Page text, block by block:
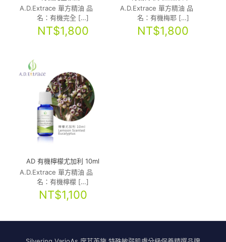
A.D.Extrace 單方精油 品
名：有機完全 […]
NT$1,800
A.D.Extrace 單方精油 品
名：有機梅耶[…]
NT$1,800
AD 有機檸檬尤加利 10ml
A.D.Extrace 單方精油 品
名：有機檸檬 […]
NT$1,100